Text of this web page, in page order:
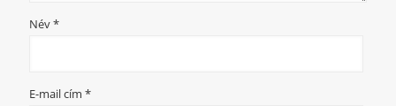
Név*
E-mail cím *